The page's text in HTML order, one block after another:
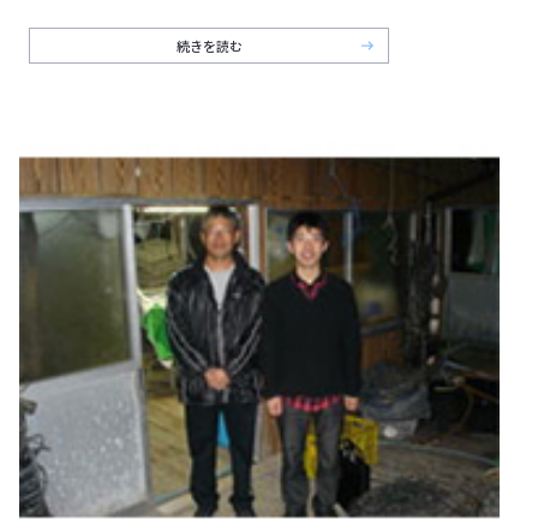
続きを読む